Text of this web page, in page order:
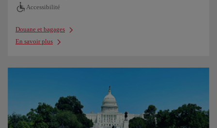
Accessibilité
Douane et bagages
En savoir plus